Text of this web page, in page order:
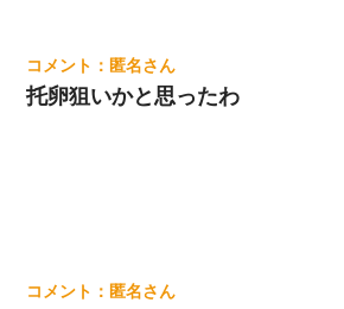
匿名
托卵狙いかと思ったわ
匿名